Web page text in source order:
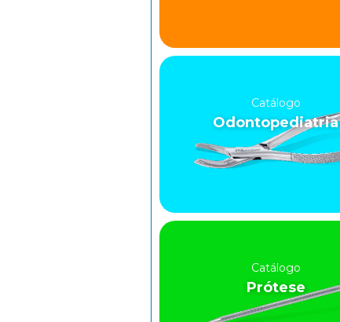
Catálogo
Odontopediatria
Catálogo
Prótese